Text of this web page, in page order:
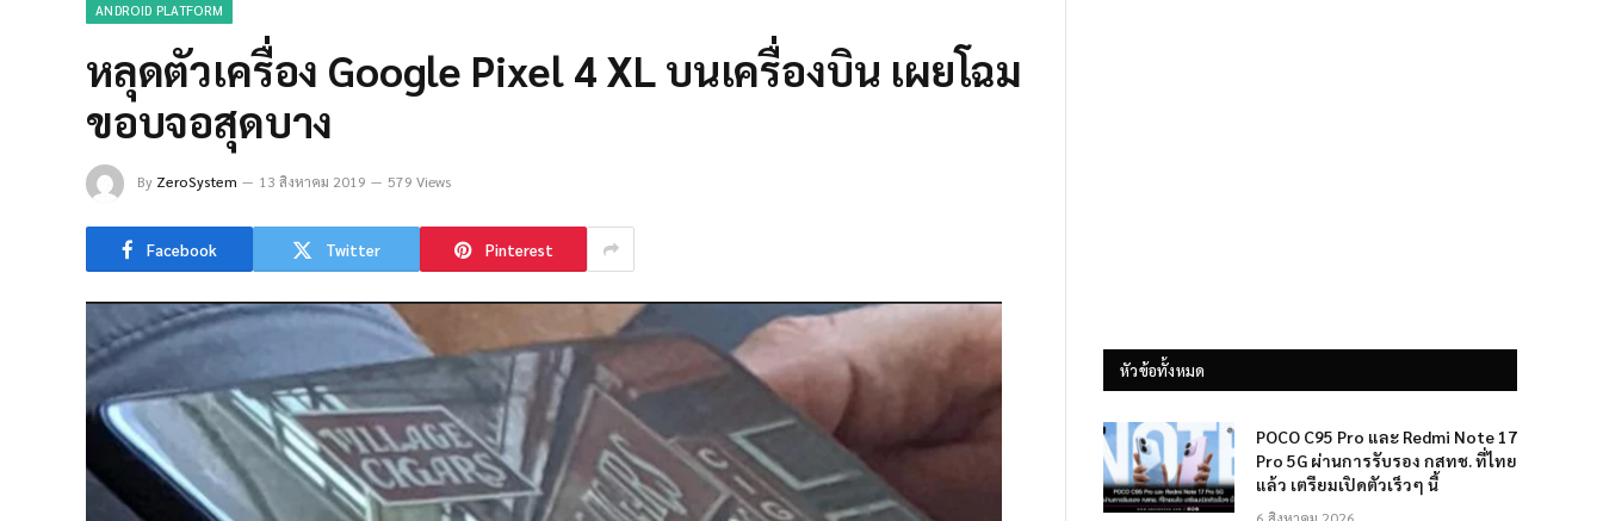
ANDROID PLATFORM
หลุดตัวเครื่อง Google Pixel 4 XL บนเครื่องบิน เผยโฉม
ขอบจอสุดบาง
By ZeroSystem 13 สิงหาคม 2019 579 Views
Facebook Twitter Pinterest
หัวข้อทั้งหมด
POCO C95 Pro และ Redmi Note 17
Pro 5G ผ่านการรับรอง กสทช. ที่ไทย
แล้ว เตรียมเปิดตัวเร็วๆ นี้